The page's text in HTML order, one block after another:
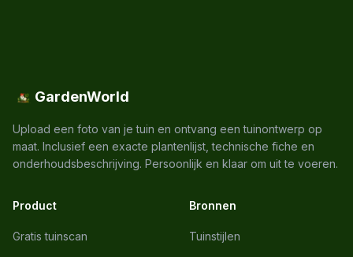
GardenWorld
Upload een foto van je tuin en ontvang een tuinontwerp op
maat. Inclusief een exacte plantenlijst, technische fiche en
onderhoudsbeschrijving. Persoonlijk en klaar om uit te voeren.
Product
Gratis tuinscan
Bronnen
Tuinstijlen